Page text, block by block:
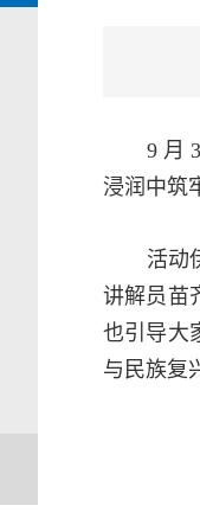
9 月
浸润中筑
活动
讲解员苗
也引导大
与民族复